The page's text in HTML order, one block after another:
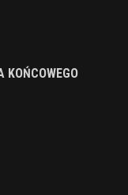
KOŃCOWEGO